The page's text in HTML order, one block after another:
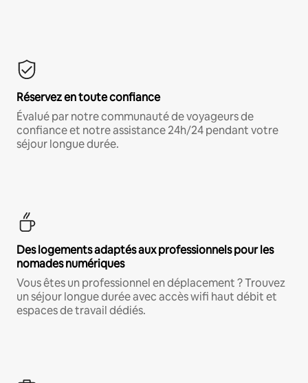
Réservez en toute confiance
Évalué par notre communauté de voyageurs de
confiance et notre assistance 24h/24 pendant votre
séjour longue durée.
Des logements adaptés aux professionnels pour les
nomades numériques
Vous êtes un professionnel en déplacement ? Trouvez
un séjour longue durée avec accès wifi haut débit et
espaces de travail dédiés.